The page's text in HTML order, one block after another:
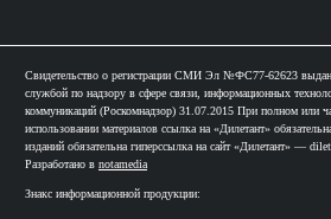
Свидетельство о регистрации СМИ Эл №ФС77-62623
службой по надзору в сфере связи, информационных
коммуникаций (Роскомнадзор) 31.07.2015 При полном или
использовании материалов ссылка на «Дилетант»
изданий обязательна гиперссылка на сайт «Дилетант» —
Разработано в notamedia
Знакс информационной продукции: